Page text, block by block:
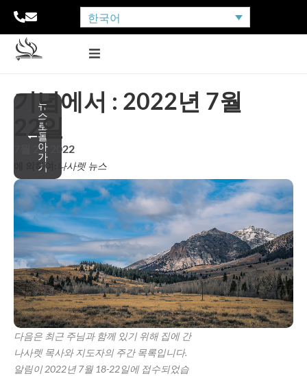
한국어
뉴
스
로
돌
아
가
기
기념에서 : 2022년 7월
22일
7월 22, 2022
에 의하여: 나사렛 뉴스
다음은 최근 주님과 함께 있기 위해 집에 간
나사렛 목사와 지도자의 주간 목록입니다.
알림이 2022년 7월 18-22일에 접수되었습